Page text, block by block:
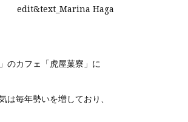
edit&text_Marina Haga
のカフェ「虎屋菓寮」に
毎年勢いを増しており、